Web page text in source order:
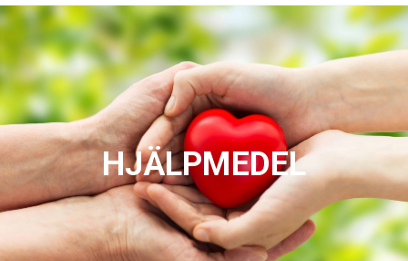
HJÄLPMEDEL